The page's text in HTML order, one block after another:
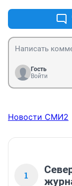
Гость
Войти
Новости СМИ2
1